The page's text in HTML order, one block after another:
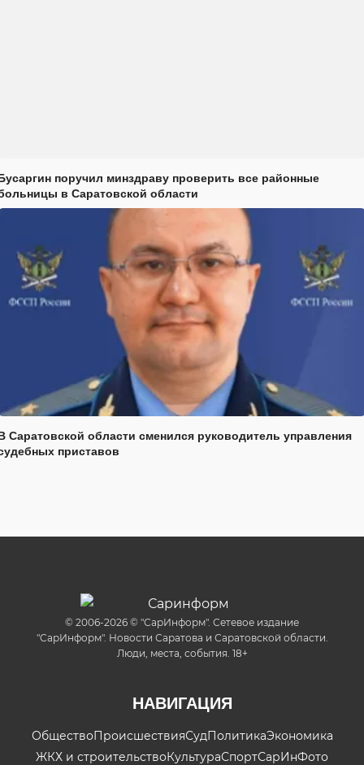
поручил минздраву проверить все районные
в Саратовской области
Саратовской области сменился руководитель управления
приставов
© 2006-2026 © "СарИнформ". Сетевое издание
"СарИнформ". Новости Саратова и Саратовской области.
Люди, места, события. 18+
НАВИГАЦИЯ
ОбществоПроисшествияСудПолитикаЭкономика
ЖКХ и строительствоКультураСпортСарИнФото